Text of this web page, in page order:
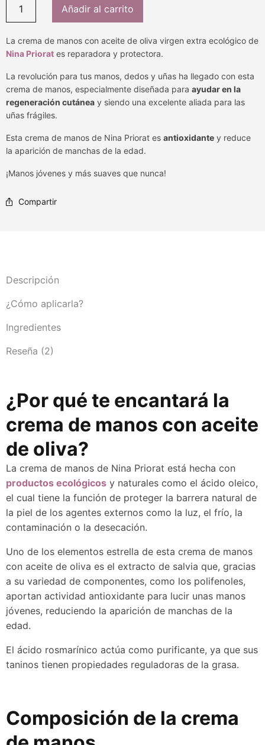
La crema de manos con aceite de oliva virgen extra ecológico de
Nina Priorat es reparadora y protectora.
La revolución para tus manos, dedos y uñas ha llegado con esta
crema de manos, especialmente diseñada para ayudar en la
regeneración cutánea y siendo una excelente aliada para las
uñas frágiles.
Esta crema de manos de Nina Priorat es antioxidante y reduce
la aparición de manchas de la edad.
¡Manos jóvenes y más suaves que nunca!
Añadir al carrito
Compartir
Descripción
¿Cómo aplicarla?
Ingredientes
Reseña (2)
¿Por qué te encantará la
crema de manos con aceite
de oliva?
La crema de manos de Nina Priorat está hecha con
productos ecológicos y naturales como el ácido oleico,
el cual tiene la función de proteger la barrera natural de
la piel de los agentes externos como la luz, el frío, la
contaminación o la desecación.
Uno de los elementos estrella de esta crema de manos
con aceite de oliva es el extracto de salvia que, gracias
a su variedad de componentes, como los polifenoles,
aportan actividad antioxidante para lucir unas manos
jóvenes, reduciendo la aparición de manchas de la
edad.
El ácido rosmarínico actúa como purificante, ya que sus
taninos tienen propiedades reguladoras de la grasa.
Composición de la crema